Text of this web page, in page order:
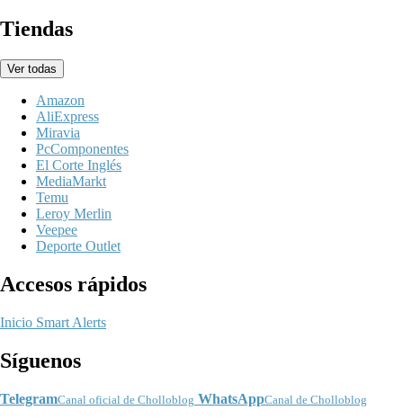
Tiendas
Ver todas
Amazon
AliExpress
Miravia
PcComponentes
El Corte Inglés
MediaMarkt
Temu
Leroy Merlin
Veepee
Deporte Outlet
Accesos rápidos
Inicio Smart Alerts
Síguenos
TelegramCanal oficial de Cholloblog WhatsAppCanal de Cholloblog